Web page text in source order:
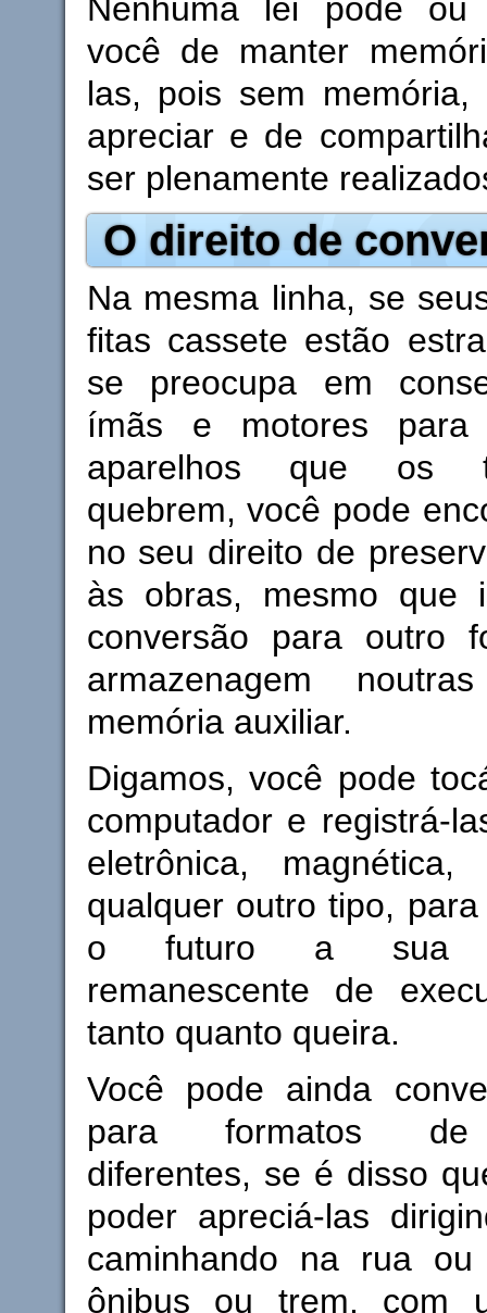
Nenhuma lei pode ou
você de manter
las, pois sem
apreciar e de
ser plenamente
O direito de
Na mesma linha, se
fitas cassete estão
se preocupa em
ímãs e motores para
aparelhos que os
quebrem, você pode
no seu direito de
às obras, mesmo que
conversão para outro
armazenagem
memória auxiliar.
Digamos, você pode
computador e registrá-
eletrônica,
qualquer outro tipo,
o futuro a sua
remanescente de
tanto quanto queira.
Você pode ainda
para formatos de
diferentes, se é disso
poder apreciá-las
caminhando na rua
ônibus ou trem, com